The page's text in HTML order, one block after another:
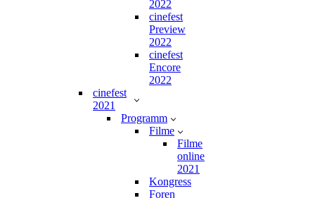
2022
cinefest
Preview
2022
cinefest
Encore
2022
cinefest
2021
Programm
Filme
Filme
online
2021
Kongress
Foren